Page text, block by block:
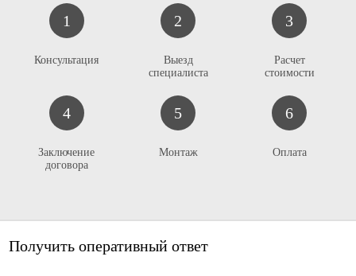
1
Консультация
2
Выезд
специалиста
3
Расчет
стоимости
4
Заключение
договора
5
Монтаж
6
Оплата
Получить оперативный ответ